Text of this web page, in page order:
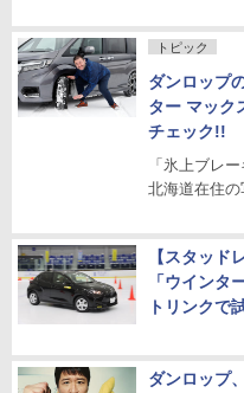
トピック
ダンロップ
ター マック
チェック!!
「氷上ブレ
北海道在住
【スタッド
「ウイン
トリンクで
ダンロップ